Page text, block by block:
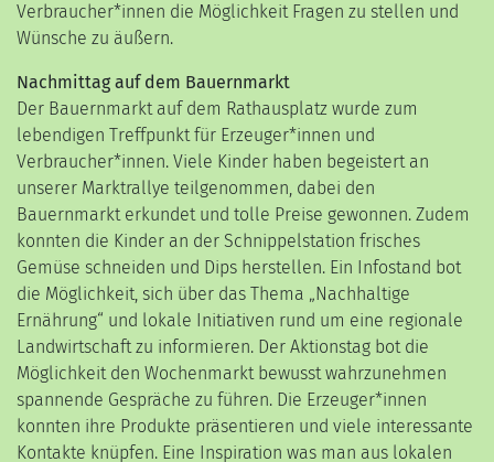
Verbraucher*innen die Möglichkeit Fragen zu stellen und
Wünsche zu äußern.
Nachmittag auf dem Bauernmarkt
Der Bauernmarkt auf dem Rathausplatz wurde zum
lebendigen Treffpunkt für Erzeuger*innen und
Verbraucher*innen. Viele Kinder haben begeistert an
unserer Marktrallye teilgenommen, dabei den
Bauernmarkt erkundet und tolle Preise gewonnen. Zudem
konnten die Kinder an der Schnippelstation frisches
Gemüse schneiden und Dips herstellen. Ein Infostand bot
die Möglichkeit, sich über das Thema „Nachhaltige
Ernährung“ und lokale Initiativen rund um eine regionale
Landwirtschaft zu informieren. Der Aktionstag bot die
Möglichkeit den Wochenmarkt bewusst wahrzunehmen
spannende Gespräche zu führen. Die Erzeuger*innen
konnten ihre Produkte präsentieren und viele interessante
Kontakte knüpfen. Eine Inspiration was man aus lokalen